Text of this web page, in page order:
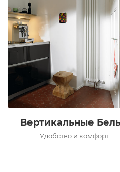
Вертикальные
Удобство и комфорт